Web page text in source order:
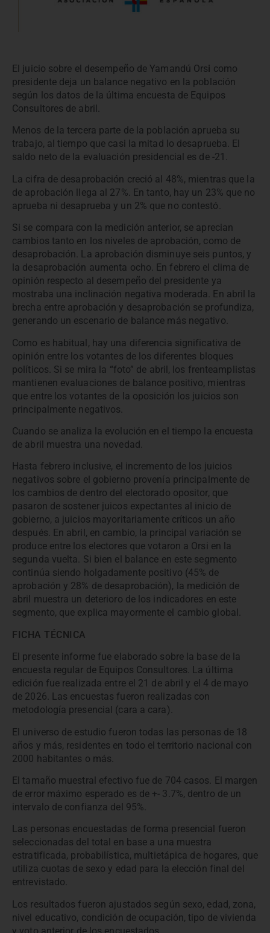
El juicio sobre el desempeño de Yamandú Orsi como
presidente deja un balance negativo en la población
según los datos de la última encuesta de Equipos
Consultores de abril.
Menos de la tercera parte de la población aprueba su
trabajo, al tiempo que casi la mitad lo desaprueba. El
saldo neto de la evaluación presidencial es de -21.
La cifra de desaprobación creció al 48%, mientras que la
de aprobación llega al 27%. En tanto, hay un 23% que no
aprueba ni desaprueba y un 2% que no contestó.
Si se compara con la medición anterior, se aprecian
cambios tanto en los niveles de aprobación, como de
desaprobación. La aprobación disminuye seis puntos, y
la desaprobación aumenta ocho. En febrero el clima de
opinión respecto al desempeño del presidente ya
mostraba una inclinación negativa moderada. En abril la
brecha entre aprobación y desaprobación se profundiza,
generando un escenario de balance más negativo.
Como es habitual, hay una diferencia significativa de
opinión entre los votantes de los diferentes bloques
políticos. Si se mira la “foto” de abril, los frenteamplistas
mantienen evaluaciones de balance positivo, mientras
que entre los votantes de la oposición los juicios son
principalmente negativos.
Cuando se analiza la evolución en el tiempo la encuesta
de abril muestra una novedad.
Hasta febrero inclusive, el incremento de los juicios
negativos sobre el gobierno provenía principalmente de
los cambios de dentro del electorado opositor, que
pasaron de sostener juicos expectantes al inicio de
gobierno, a juicios mayoritariamente críticos un año
después. En abril, en cambio, la principal variación se
produce entre los electores que votaron a Orsi en la
segunda vuelta. Si bien el balance en este segmento
continúa siendo holgadamente positivo (45% de
aprobación y 28% de desaprobación), la medición de
abril muestra un deterioro de los indicadores en este
segmento, que explica mayormente el cambio global.
FICHA TÉCNICA
El presente informe fue elaborado sobre la base de la
encuesta regular de Equipos Consultores. La última
edición fue realizada entre el 21 de abril y el 4 de mayo
de 2026. Las encuestas fueron realizadas con
metodología presencial (cara a cara).
El universo de estudio fueron todas las personas de 18
años y más, residentes en todo el territorio nacional con
2000 habitantes o más.
El tamaño muestral efectivo fue de 704 casos. El margen
de error máximo esperado es de +- 3.7%, dentro de un
intervalo de confianza del 95%.
Las personas encuestadas de forma presencial fueron
seleccionadas del total en base a una muestra
estratificada, probabilística, multietápica de hogares, que
utiliza cuotas de sexo y edad para la elección final del
entrevistado.
Los resultados fueron ajustados según sexo, edad, zona,
nivel educativo, condición de ocupación, tipo de vivienda